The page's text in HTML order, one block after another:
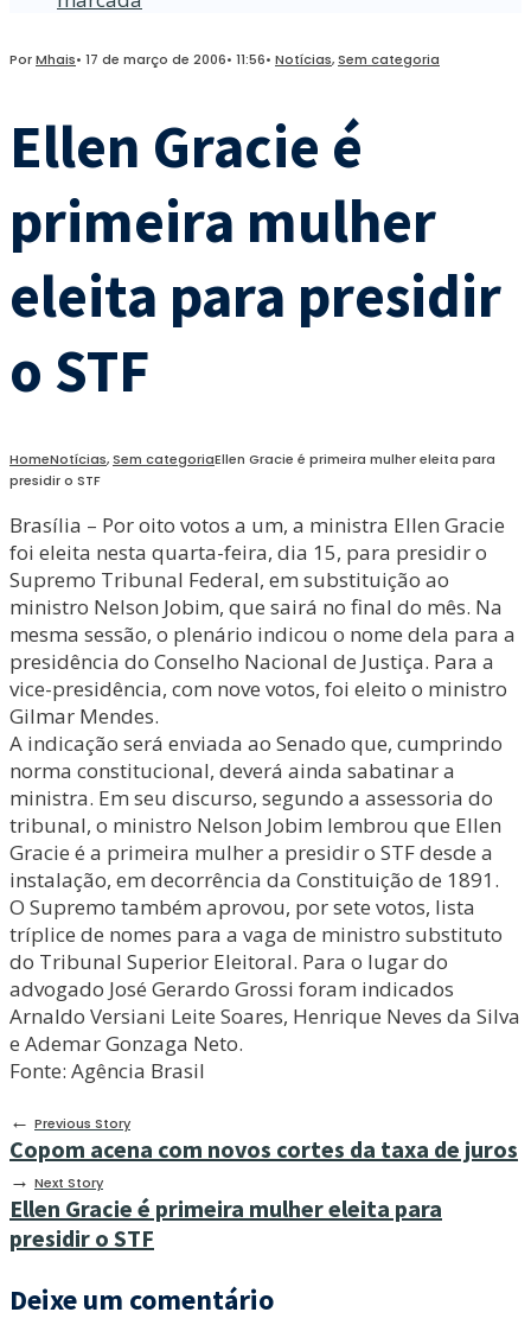
PorMhais• 17 de março de 2006• 11:56• Notícias,Sem categoria
Ellen Gracie é
primeira mulher
eleita para presidir
o STF
HomeNotícias,Sem categoriaEllen Gracie é primeira mulher eleita para
presidir o STF
Brasília – Por oito votos a um, a ministra Ellen Gracie
foi eleita nesta quarta-feira, dia 15, para presidir o
Supremo Tribunal Federal, em substituição ao
ministro Nelson Jobim, que sairá no final do mês. Na
mesma sessão, o plenário indicou o nome dela para a
presidência do Conselho Nacional de Justiça. Para a
vice-presidência, com nove votos, foi eleito o ministro
Gilmar Mendes.
A indicação será enviada ao Senado que, cumprindo
norma constitucional, deverá ainda sabatinar a
ministra. Em seu discurso, segundo a assessoria do
tribunal, o ministro Nelson Jobim lembrou que Ellen
Gracie é a primeira mulher a presidir o STF desde a
instalação, em decorrência da Constituição de 1891.
O Supremo também aprovou, por sete votos, lista
tríplice de nomes para a vaga de ministro substituto
do Tribunal Superior Eleitoral. Para o lugar do
advogado José Gerardo Grossi foram indicados
Arnaldo Versiani Leite Soares, Henrique Neves da Silva
e Ademar Gonzaga Neto.
Fonte: Agência Brasil
← Previous Story
Copom acena com novos cortes da taxa de juros
→ Next Story
Ellen Gracie é primeira mulher eleita para
presidir o STF
Deixe um comentário